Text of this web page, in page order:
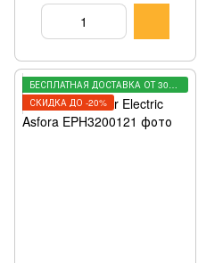
БЕСПЛАТНАЯ ДОСТАВКА ОТ 3000 ГРН
СКИДКА ДО -20%